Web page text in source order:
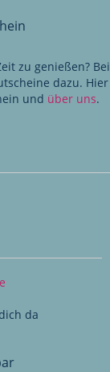
zu genießen? Bei
dazu. Hier
und über uns.
da